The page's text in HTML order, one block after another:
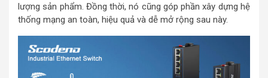
lượng sản phẩm. Đồng thời, nó cũng góp phần xây dựng hệ
thống mạng an toàn, hiệu quả và dễ mở rộng sau này.